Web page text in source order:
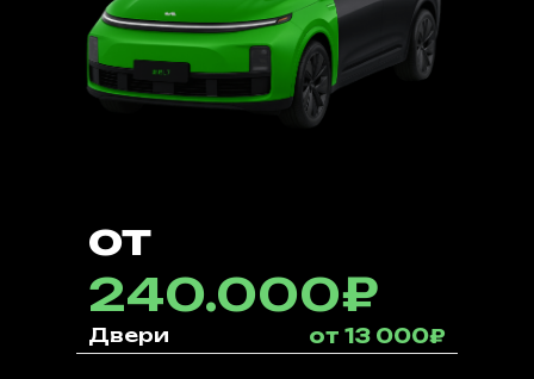
Двери от 13 000₽
от
240.000₽